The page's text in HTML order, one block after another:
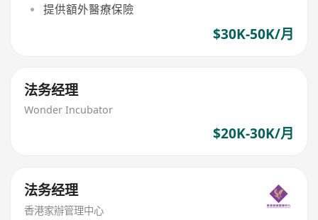
提供額外醫療保險
$30K-50K/月
法务经理
Wonder Incubator
$20K-30K/月
法务经理
香港家辦管理中心